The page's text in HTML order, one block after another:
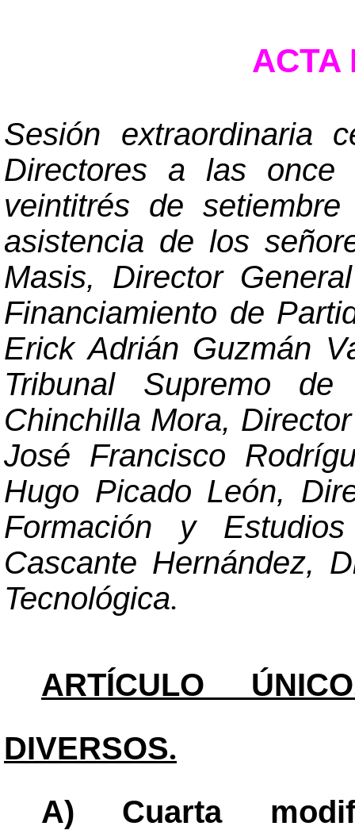
ACTA
Sesión extraordinaria
Directores a las
veintitrés de
asistencia de los
Masis, Director
Financiamiento de
Erick Adrián Guzmán
Tribunal Supremo
Chinchilla Mora,
José Francisco
Hugo Picado León,
Formación y
Cascante Hernández,
Tecnológica.
ARTÍCULO ÚNICO
DIVERSOS.
A) Cuarta